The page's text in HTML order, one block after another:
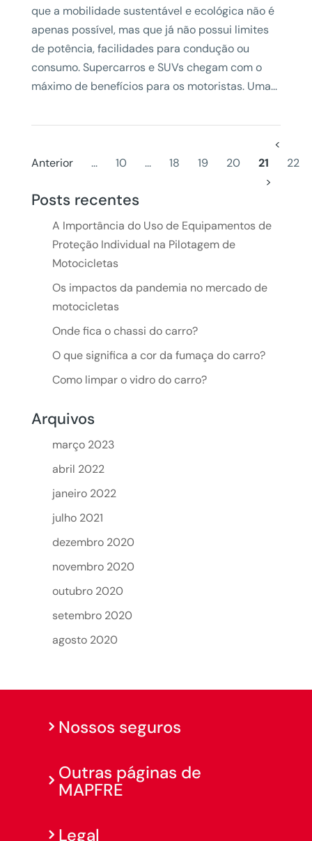
que a mobilidade sustentável e ecológica não é
apenas possível, mas que já não possui limites
de potência, facilidades para condução ou
consumo. Supercarros e SUVs chegam com o
máximo de benefícios para os motoristas. Uma...
<
Anterior
... 10 ... 18 19 20 21
22
>
Posts recentes
A Importância do Uso de Equipamentos de
Proteção Individual na Pilotagem de
Motocicletas
Os impactos da pandemia no mercado de
motocicletas
Onde fica o chassi do carro?
O que significa a cor da fumaça do carro?
Como limpar o vidro do carro?
Arquivos
março 2023
abril 2022
janeiro 2022
julho 2021
dezembro 2020
novembro 2020
outubro 2020
setembro 2020
agosto 2020
Nossos seguros
Outras páginas de
MAPFRE
Legal